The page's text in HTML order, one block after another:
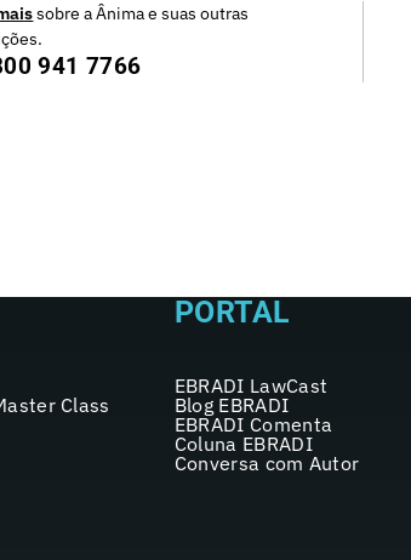
sobre a Ânima e suas outras
941 7766
Class
PORTAL
EBRADI LawCast
Blog EBRADI
EBRADI Comenta
Coluna EBRADI
Conversa com Autor